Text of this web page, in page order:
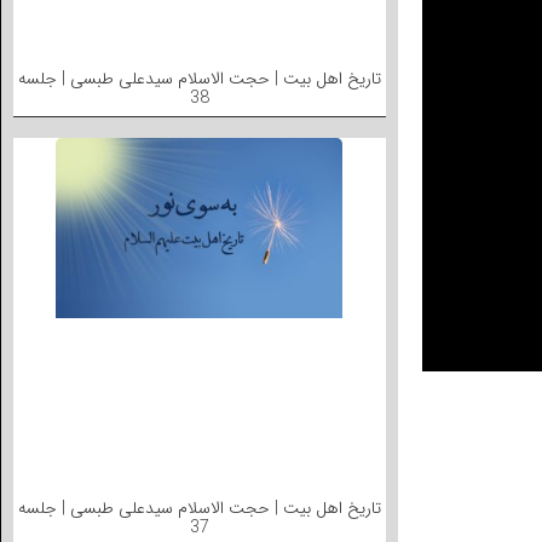
تاریخ اهل بیت | حجت الاسلام سیدعلی طبسی | جلسه
38
تاریخ اهل بیت | حجت الاسلام سیدعلی طبسی | جلسه
37